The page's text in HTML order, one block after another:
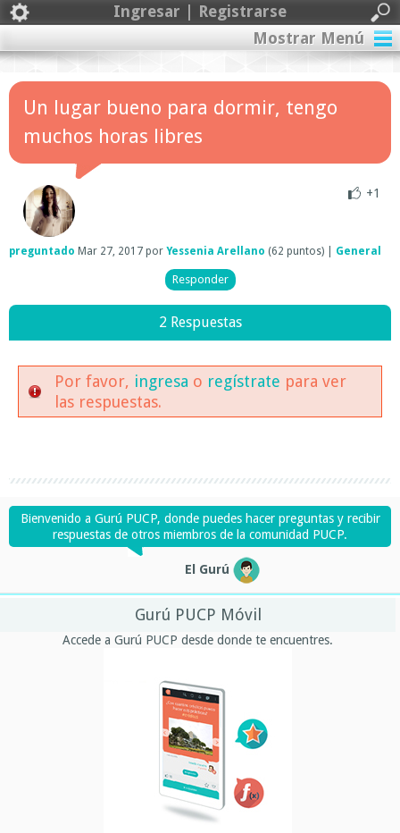
Ingresar | Registrarse
Mostrar Menú
Un lugar bueno para dormir, tengo
muchos horas libres
+1
preguntado Mar 27, 2017 por Yessenia Arellano (62 puntos) General
2 Respuestas
Por favor, ingresa o regístrate para ver
las respuestas.
Bienvenido a Gurú PUCP, donde puedes hacer preguntas y recibir
respuestas de otros miembros de la comunidad PUCP.
El Gurú
Gurú PUCP Móvil
Accede a Gurú PUCP desde donde te encuentres.